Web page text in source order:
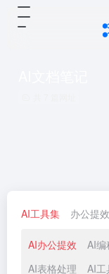
AI工具集 办公提效
AI办公提效 AI编
AI表格处理
AI工